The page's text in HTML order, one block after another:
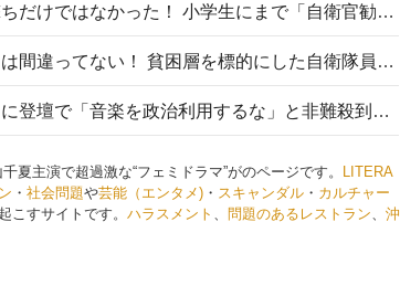
自衛隊リクルートは貧困層狙い撃ちだけではなかった！ 小学生にまで「自衛官勧誘」目的のパンフレット作成
「自衛隊は経済的に厳しい子が」は間違ってない！ 貧困層を標的にした自衛隊員募集、やす子、山上被告も…日本でも進む“経済的徴兵制”
高市首相がミュージックアワードに登壇で「音楽を政治利用するな」と非難殺到！ MAJの国策的本質を批判する声も
夏主演で超過激な“フェミドラマ”がのページです。
LITERA
・ 社会問題や芸能（エンタメ) ・ スキャンダル ・ カルチャー
こすサイトです。 ハラスメント 問題のあるレストラン
沖